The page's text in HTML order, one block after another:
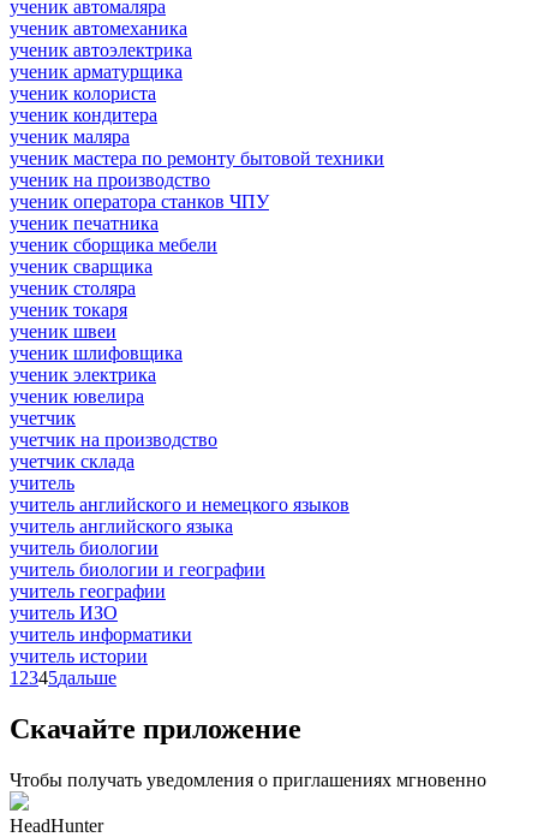
ученик автомаляра
ученик автомеханика
ученик автоэлектрика
ученик арматурщика
ученик колориста
ученик кондитера
ученик маляра
ученик мастера по ремонту бытовой техники
ученик на производство
ученик оператора станков ЧПУ
ученик печатника
ученик сборщика мебели
ученик сварщика
ученик столяра
ученик токаря
ученик швеи
ученик шлифовщика
ученик электрика
ученик ювелира
учетчик
учетчик на производство
учетчик склада
учитель
учитель английского и немецкого языков
учитель английского языка
учитель биологии
учитель биологии и географии
учитель географии
учитель ИЗО
учитель информатики
учитель истории
1 2345дальше
Скачайте приложение
Чтобы получать уведомления о приглашениях мгновенно
HeadHunter